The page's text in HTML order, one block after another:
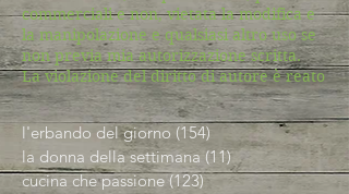
commerciali e non, vietata la modifica e
la manipolazione e qualsiasi altro uso se
non previa mia autorizzazione scritta.
La violazione del diritto di autore è reato
l'erbando del giorno (154) 154 post
la donna della settimana (11)11 post
cucina che passione (123)123 post